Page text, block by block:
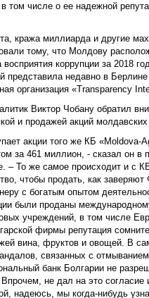
том числе о ее надежной
кража миллиарда и другие
тому, что Молдову
восприятия коррупции за 2018
представила недавно в
организация «Transparency
Виктор Чобану обратил
и продажей акций молдавских
акции того же КБ «Moldova-
за 461 миллион, - сказал он в
– То же самое происходит и с
чтобы продать, как
с богатым опытом
были проданы
учреждений, в том числе
фирмы репутация
вина, фруктов и овощей. В
связанных с
банк Болгарии не
Впрочем, не дал на это
надеюсь, мы когда-нибудь